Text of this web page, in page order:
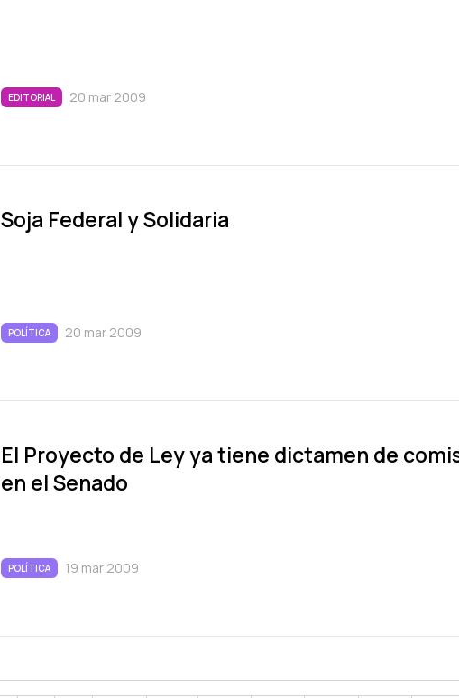
EDITORIAL 20 mar 2009
Soja Federal y Solidaria
POLÍTICA 20 mar 2009
El Proyecto de Ley ya tiene dictamen de
en el Senado
POLÍTICA 19 mar 2009